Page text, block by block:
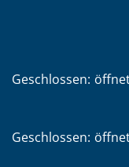
Klicken, um
Geschlossen:
Klicken, um
Geschlossen: